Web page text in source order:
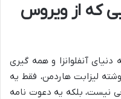
که از ویروس
آنفلوانزا و همه گیری
لیزابت هاردمن، فقط یه
نیست، بلکه یه دعوت نامه